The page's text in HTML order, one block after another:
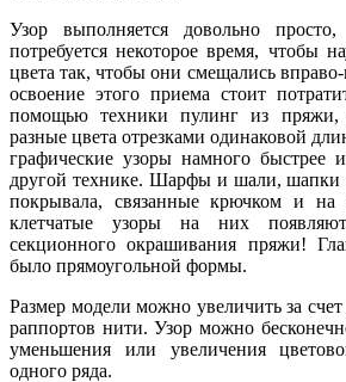
Узор выполняется довольно
потребуется некоторое время, чтобы
цвета так, чтобы они смещались
освоение этого приема стоит
помощью техники пулинг из пряжи,
разные цвета отрезками одинаковой
графические узоры намного быстрее
другой технике. Шарфы и шали,
покрывала, связанные крючком и
клетчатые узоры на них
секционного окрашивания пряжи!
было прямоугольной формы.
Размер модели можно увеличить за
раппортов нити. Узор можно
уменьшения или увеличения
одного ряда.